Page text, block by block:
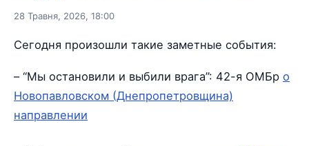
28 Травня, 2026, 18:00
Сегодня произошли такие заметные события:
– “Мы остановили и выбили врага”: 42-я ОМБр о
Новопавловском (Днепропетровщина)
направлении